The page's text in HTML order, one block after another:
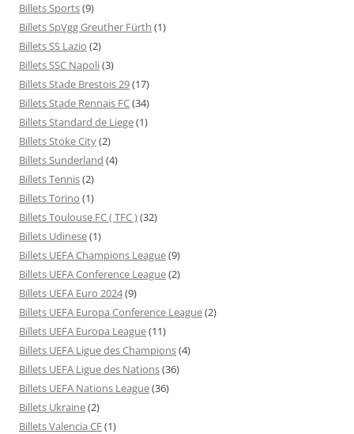
Billets Sports(9)
Billets SpVgg Greuther Fürth (1)
Billets SS Lazio (2)
Billets SSC Napoli(3)
Billets Stade Brestois 29(17)
Billets Stade Rennais FC(34)
Billets Standard de Liege(1)
Billets Stoke City(2)
Billets Sunderland (4)
Billets Tennis(2)
Billets Torino (1)
Billets Toulouse FC ( TFC )(32)
Billets Udinese(1)
Billets UEFA Champions League(9)
Billets UEFA Conference League(2)
Billets UEFA Euro 2024(9)
Billets UEFA Europa Conference League(2)
Billets UEFA Europa League(11)
Billets UEFA Ligue des Champions(4)
Billets UEFA Ligue des Nations(36)
Billets UEFA Nations League(36)
Billets Ukraine(2)
Billets Valencia CF(1)